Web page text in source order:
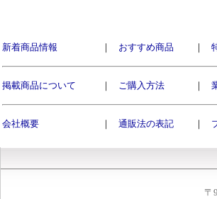
新着商品情報 ｜ おすすめ商品 ｜
掲載商品について ｜ ご購入方法 ｜
会社概要 ｜ 通販法の表記 ｜
〒